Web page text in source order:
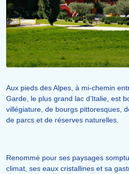
Aux pieds des Alpes, à mi-chemin
Garde, le plus grand lac d’Italie, est
villégiature, de bourgs pittoresques,
de parcs et de réserves naturelles.
Renommé pour ses paysages
climat, ses eaux cristallines et sa